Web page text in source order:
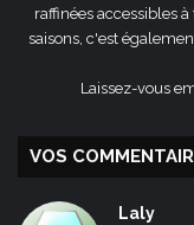
raffinées accessibles
saisons, c'est
Laissez-vous
VOS
Laly